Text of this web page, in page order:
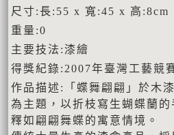
尺寸:長:55 x 寬:45 x 高:8cm
重量:0
主要技法:漆繪
得獎紀錄:2007年臺灣工藝競
作品描述:「蝶舞翩翩」於木
為主題，以折枝寫生蝴蝶蘭
釋如翩翩舞蝶的寓意情境。